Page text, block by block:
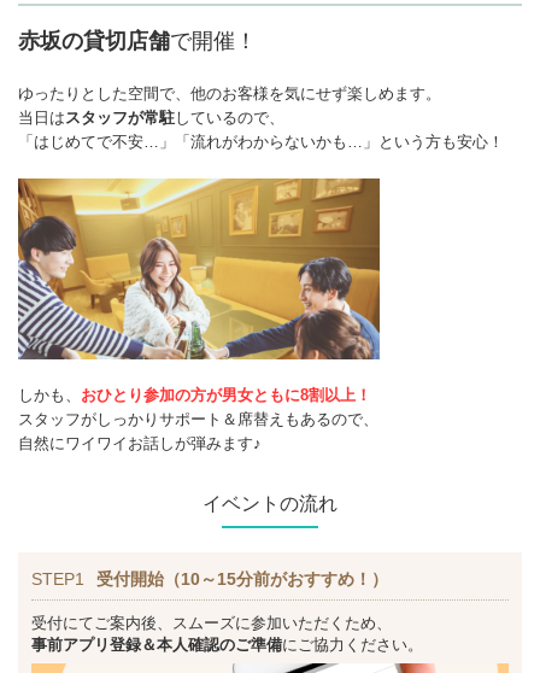
赤坂の貸切店舗で開催！
ゆったりとした空間で、他のお客様を気にせず楽しめます。
当日は スタッフが常駐しているので、
「はじめてで不安…」「流れがわからないかも…」という方も安心！
しかも、 おひとり参加の方が男女ともに8割以上！
スタッフがしっかりサポート＆席替えもあるので、
自然にワイワイお話しが弾みます♪
イベントの流れ
STEP1 受付開始（10～15分前がおすすめ！）
受付にてご案内後、スムーズに参加いただくため、
事前アプリ登録＆本人確認のご準備にご協力ください。